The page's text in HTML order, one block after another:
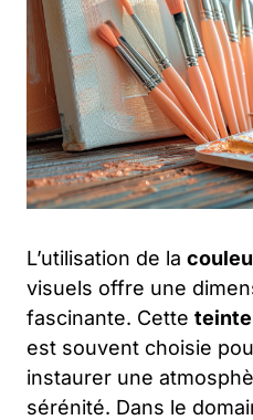
L’utilisation de la
visuels offre une
fascinante. Cette teinte
est souvent choisie
instaurer une
sérénité. Dans le